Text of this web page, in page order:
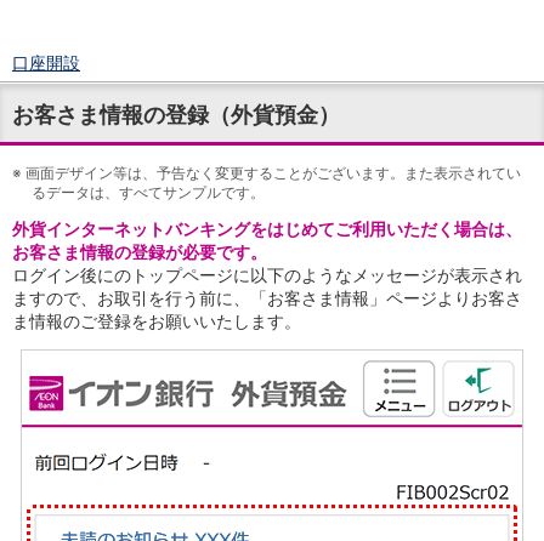
口座開設
ログイン
チャット
メニュー
商品・サービス
預金
円預金TOP
普通預金
定期預金
積立式定期預金
外貨預金
TOP
外貨定期預金
外貨普通預金積立
投資信託TOP
投信つみたて
お客さま情報の登録（外貨預金）
※ 画面デザイン等は、予告なく変更することがございます。また表示されてい
るデータは、すべてサンプルです。
外貨インターネットバンキングをはじめてご利用いただく場合は、
お客さま情報の登録が必要です。
ログイン後にのトップページに以下のようなメッセージが表示され
ますので、お取引を行う前に、「お客さま情報」ページよりお客さ
ま情報のご登録をお願いいたします。